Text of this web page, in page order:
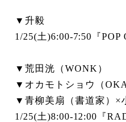
▼升毅
1/25(土)6:00-7:50『POP
▼荒田洸（WONK）
▼オカモトショウ（
▼青柳美扇（書道家）×
1/25(土)8:00-12:00『